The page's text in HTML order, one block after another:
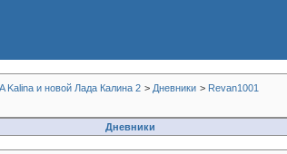
и новой Лада Калина 2 > Дневники > Revan1001
Дневники